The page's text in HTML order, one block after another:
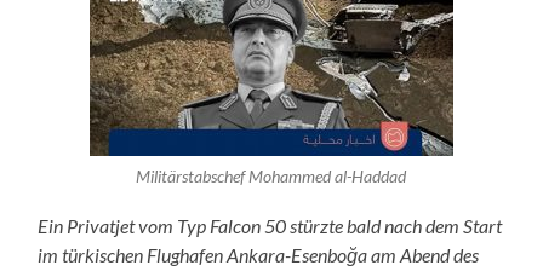
Militärstabschef Mohammed al-Haddad
Ein Privatjet vom Typ Falcon 50 stürzte bald nach dem Start
im türkischen Flughafen Ankara-Esenboğa am Abend des